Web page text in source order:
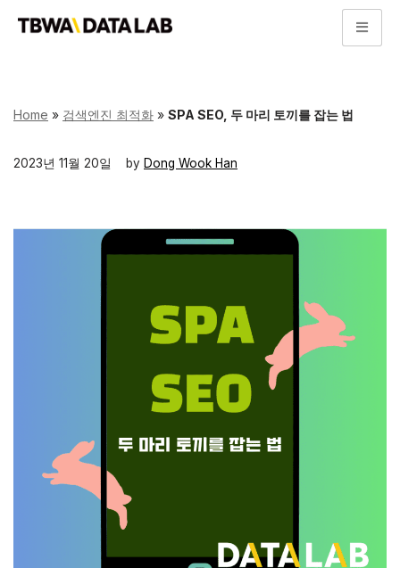
로
너
Home » 검색엔진 최적화 » SPA SEO, 두 마리 토끼를 잡는 법
2023년 11월 20일 by Dong Wook Han